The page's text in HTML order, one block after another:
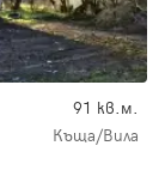
91 кв.м.
Къща/Вила